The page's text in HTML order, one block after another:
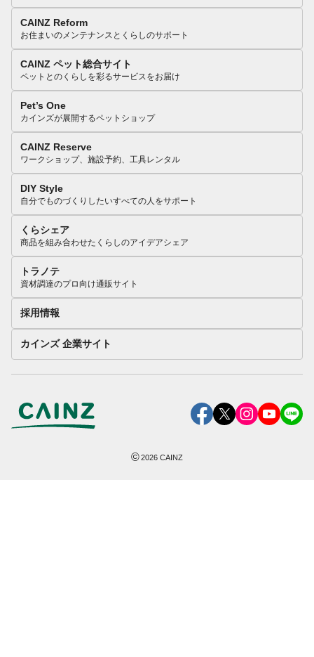
CAINZ Reform
お住まいのメンテナンスとくらしのサポート
CAINZ ペット総合サイト
ペットとのくらしを彩るサービスをお届け
Pet’s One
カインズが展開するペットショップ
CAINZ Reserve
ワークショップ、施設予約、工具レンタル
DIY Style
自分でものづくりしたいすべての人をサポート
くらシェア
商品を組み合わせたくらしのアイデアシェア
トラノテ
資材調達のプロ向け通販サイト
採用情報
カインズ 企業サイト
©2026 CAINZ